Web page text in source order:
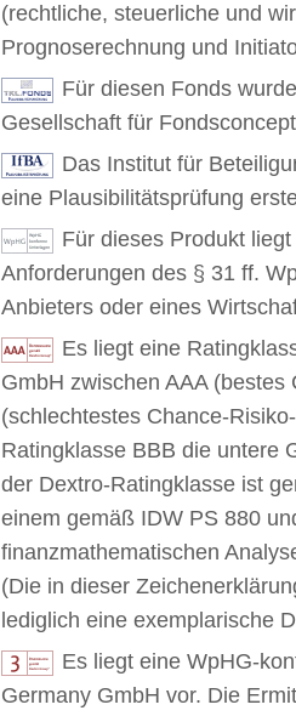
(rechtliche, steuerliche und
Prognoserechnung und
Für diesen Fonds
Gesellschaft für
Das Institut für
eine Plausibilitätsprüfung
Für dieses Produkt
Anforderungen des § 31 ff.
Anbieters oder eines
Es liegt eine
GmbH zwischen AAA
(schlechtestes Chance-
Ratingklasse BBB die untere
der Dextro-Ratingklasse ist
einem gemäß IDW PS 880
finanzmathematischen
(Die in dieser
lediglich eine exemplarische
Es liegt eine WpHG-
Germany GmbH vor. Die